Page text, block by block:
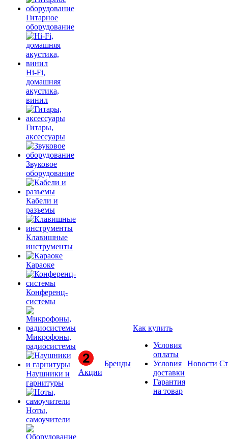
Гитарное
оборудование
Hi-Fi,
домашняя
акустика,
винил
Гитары,
аксессуары
Звуковое
оборудование
Кабели и
разъемы
Клавишные
инструменты
Караоке
Конференц-
системы
Микрофоны,
радиосистемы
Наушники и
гарнитуры
Ноты,
самоучители
Акции
Бренды
Как купить
Условия
оплаты
Условия
доставки
Гарантия
на товар
Новости